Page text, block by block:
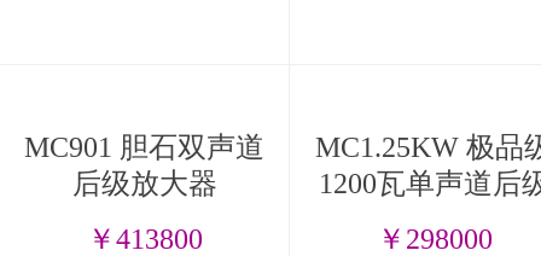
MC901 胆石双声道
后级放大器
￥413800
MC1.25KW 极品
1200瓦单声道后
￥298000